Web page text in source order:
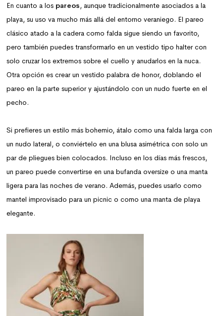
En cuanto a los pareos, aunque tradicionalmente asociados a la
playa, su uso va mucho más allá del entorno veraniego. El pareo
clásico atado a la cadera como falda sigue siendo un favorito,
pero también puedes transformarlo en un vestido tipo halter con
solo cruzar los extremos sobre el cuello y anudarlos en la nuca.
Otra opción es crear un vestido palabra de honor, doblando el
pareo en la parte superior y ajustándolo con un nudo fuerte en el
pecho.
Si prefieres un estilo más bohemio, átalo como una falda larga con
un nudo lateral, o conviértelo en una blusa asimétrica con solo un
par de pliegues bien colocados. Incluso en los días más frescos,
un pareo puede convertirse en una bufanda oversize o una manta
ligera para las noches de verano. Además, puedes usarlo como
mantel improvisado para un picnic o como una manta de playa
elegante.